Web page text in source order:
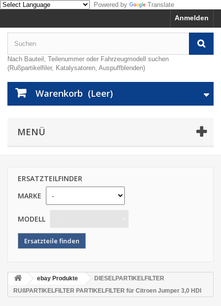
Powered by Translate
Anmelden
Nach Bauteil, Teilenummer oder Fahrzeugmodell suchen
(Rußpartikelfiler, Katalysatoren, Auspuffblenden)
Warenkorb (Leer)
MENÜ
ERSATZTEILFINDER
MARKE
MODELL
ebay Produkte
DIESELPARTIKELFILTER
RUßPARTIKELFILTER PARTIKELFILTER für Citroen Jumper 3,0 HDI